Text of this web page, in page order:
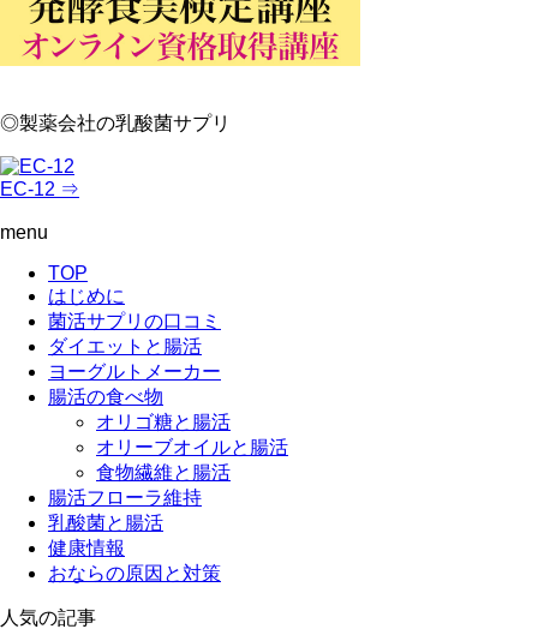
◎製薬会社の乳酸菌サプリ
EC-12 ⇒
menu
TOP
はじめに
菌活サプリの口コミ
ダイエットと腸活
ヨーグルトメーカー
腸活の食べ物
オリゴ糖と腸活
オリーブオイルと腸活
食物繊維と腸活
腸活フローラ維持
乳酸菌と腸活
健康情報
おならの原因と対策
人気の記事